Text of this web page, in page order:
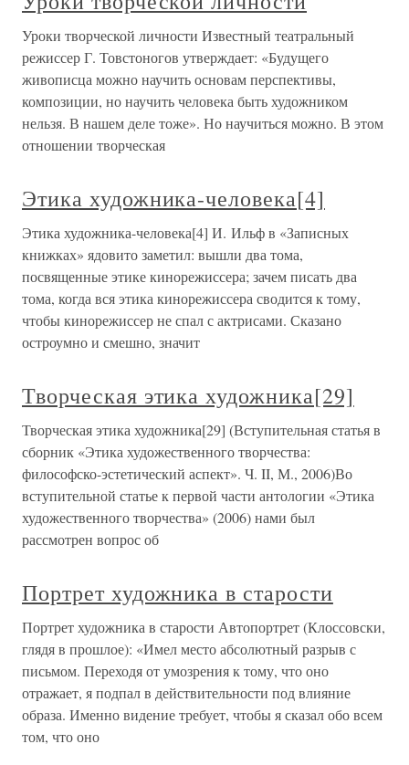
Уроки творческой личности Известный театральный
режиссер Г. Товстоногов утверждает: «Будущего
живописца можно научить основам перспективы,
композиции, но научить человека быть художником
нельзя. В нашем деле тоже». Но научиться можно. В этом
отношении творческая
Этика художника-человека[4]
Этика художника-человека[4] И. Ильф в «Записных
книжках» ядовито заметил: вышли два тома,
посвященные этике кинорежиссера; зачем писать два
тома, когда вся этика кинорежиссера сводится к тому,
чтобы кинорежиссер не спал с актрисами. Сказано
остроумно и смешно, значит
Творческая этика художника[29]
Творческая этика художника[29] (Вступительная статья в
сборник «Этика художественного творчества:
философско-эстетический аспект». Ч. II, М., 2006)Во
вступительной статье к первой части антологии «Этика
художественного творчества» (2006) нами был
рассмотрен вопрос об
Портрет художника в старости
Портрет художника в старости Автопортрет (Клоссовски,
глядя в прошлое): «Имел место абсолютный разрыв с
письмом. Переходя от умозрения к тому, что оно
отражает, я подпал в действительности под влияние
образа. Именно видение требует, чтобы я сказал обо всем
том, что оно